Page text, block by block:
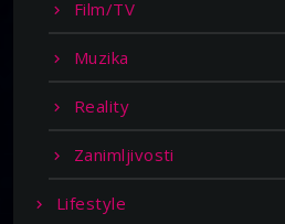
Film/TV
Muzika
Reality
Zanimljivosti
Lifestyle